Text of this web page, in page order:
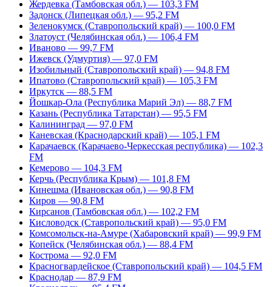
Жердевка (Тамбовская обл.) — 103,3 FM
Задонск (Липецкая обл.) — 95,2 FM
Зеленокумск (Ставропольский край) — 100,0 FM
Златоуст (Челябинская обл.) — 106,4 FM
Иваново — 99,7 FM
Ижевск (Удмуртия) — 97,0 FM
Изобильный (Ставропольский край) — 94,8 FM
Ипатово (Ставропольский край) — 105,3 FM
Иркутск — 88,5 FM
Йошкар-Ола (Республика Марий Эл) — 88,7 FM
Казань (Республика Татарстан) — 95,5 FM
Калининград — 97,0 FM
Каневская (Краснодарский край) — 105,1 FM
Карачаевск (Карачаево-Черкесская республика) — 102,3
FM
Кемерово — 104,3 FM
Керчь (Республика Крым) — 101,8 FM
Кинешма (Ивановская обл.) — 90,8 FM
Киров — 90,8 FM
Кирсанов (Тамбовская обл.) — 102,2 FM
Кисловодск (Ставропольский край) — 95,0 FM
Комсомольск-на-Амуре (Хабаровский край) — 99,9 FM
Копейск (Челябинская обл.) — 88,4 FM
Кострома — 92,0 FM
Красногвардейское (Ставропольский край) — 104,5 FM
Краснодар — 87,9 FM